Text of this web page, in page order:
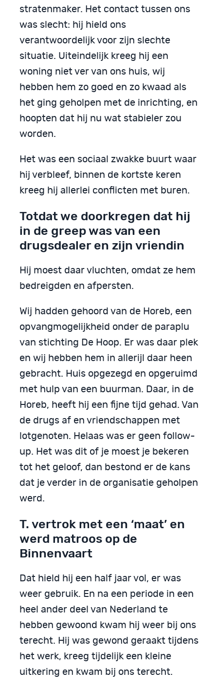
stratenmaker. Het contact tussen ons
was slecht: hij hield ons
verantwoordelijk voor zijn slechte
situatie. Uiteindelijk kreeg hij een
woning niet ver van ons huis, wij
hebben hem zo goed en zo kwaad als
het ging geholpen met de inrichting, en
hoopten dat hij nu wat stabieler zou
worden.
Het was een sociaal zwakke buurt waar
hij verbleef, binnen de kortste keren
kreeg hij allerlei conflicten met buren.
Totdat we doorkregen dat hij
in de greep was van een
drugsdealer en zijn vriendin
Hij moest daar vluchten, omdat ze hem
bedreigden en afpersten.
Wij hadden gehoord van de Horeb, een
opvangmogelijkheid onder de paraplu
van stichting De Hoop. Er was daar plek
en wij hebben hem in allerijl daar heen
gebracht. Huis opgezegd en opgeruimd
met hulp van een buurman. Daar, in de
Horeb, heeft hij een fijne tijd gehad. Van
de drugs af en vriendschappen met
lotgenoten. Helaas was er geen follow-
up. Het was dit of je moest je bekeren
tot het geloof, dan bestond er de kans
dat je verder in de organisatie geholpen
werd.
T. vertrok met een ‘maat’ en
werd matroos op de
Binnenvaart
Dat hield hij een half jaar vol, er was
weer gebruik. En na een periode in een
heel ander deel van Nederland te
hebben gewoond kwam hij weer bij ons
terecht. Hij was gewond geraakt tijdens
het werk, kreeg tijdelijk een kleine
uitkering en kwam bij ons terecht.